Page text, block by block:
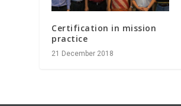
Certification in mission
practice
21 December 2018